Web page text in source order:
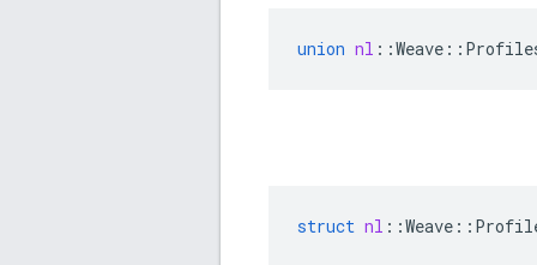
union nl ::Weave ::
struct nl ::Weave ::